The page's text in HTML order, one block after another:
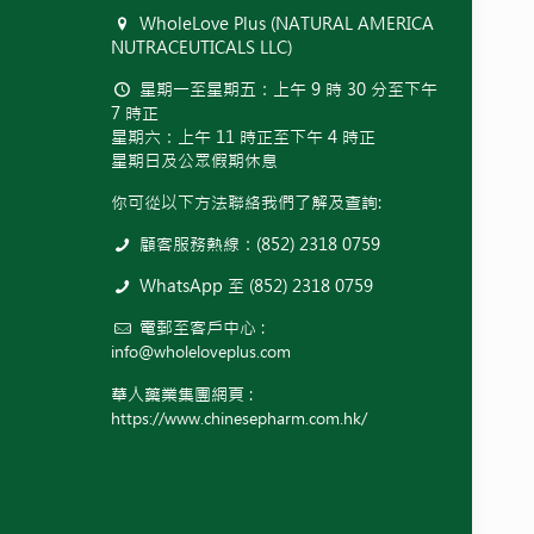
WholeLove Plus (NATURAL AMERICA
NUTRACEUTICALS LLC)
星期一至星期五：上午 9 時 30 分至下午
7 時正
星期六：上午 11 時正至下午 4 時正
星期日及公眾假期休息
你可從以下方法聯絡我們了解及查詢:
顧客服務熱線：(852) 2318 0759
WhatsApp 至 (852) 2318 0759
電郵至客戶中心 :
info@wholeloveplus.com
華人藥業集團網頁 :
https://www.chinesepharm.com.hk/